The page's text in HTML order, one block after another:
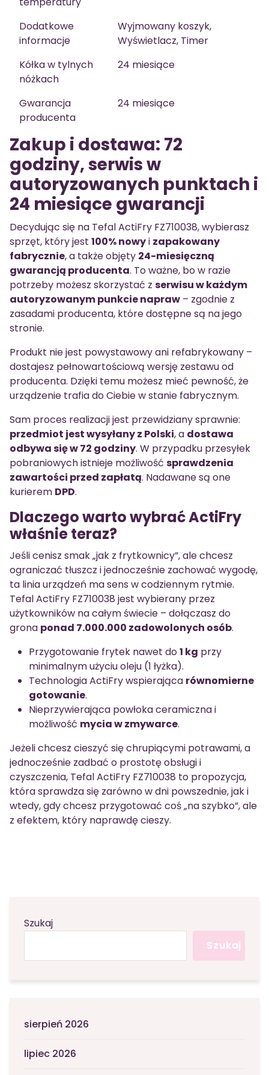
Dodatkowe
informacje
Wyjmowany koszyk,
Wyświetlacz, Timer
Kółka w tylnych
nóżkach
24 miesiące
Gwarancja
producenta
24 miesiące
Zakup i dostawa: 72
godziny, serwis w
autoryzowanych punktach i
24 miesiące gwarancji
Decydując się na Tefal ActiFry FZ710038, wybierasz
sprzęt, który jest 100% nowyi zapakowany
fabrycznie, a także objęty 24-miesięczną
gwarancją producenta. To ważne, bo w razie
potrzeby możesz skorzystać z serwisu w każdym
autoryzowanym punkcie napraw – zgodnie z
zasadami producenta, które dostępne są na jego
stronie.
Produkt nie jest powystawowy ani refabrykowany –
dostajesz pełnowartościową wersję zestawu od
producenta. Dzięki temu możesz mieć pewność, że
urządzenie trafia do Ciebie w stanie fabrycznym.
Sam proces realizacji jest przewidziany sprawnie:
przedmiot jest wysyłany z Polski, a dostawa
odbywa się w 72 godziny. W przypadku przesyłek
pobraniowych istnieje możliwość sprawdzenia
zawartości przed zapłatą. Nadawane są one
kurierem DPD.
Dlaczego warto wybrać ActiFry
właśnie teraz?
Jeśli cenisz smak „jak z frytkownicy”, ale chcesz
ograniczać tłuszcz i jednocześnie zachować wygodę,
ta linia urządzeń ma sens w codziennym rytmie.
Tefal ActiFry FZ710038 jest wybierany przez
użytkowników na całym świecie – dołączasz do
grona ponad 7.000.000 zadowolonych osób.
Przygotowanie frytek nawet do1 kg przy
minimalnym użyciu oleju (1 łyżka).
Technologia ActiFry wspierająca równomierne
gotowanie.
Nieprzywierająca powłoka ceramiczna i
możliwość mycia w zmywarce.
Jeżeli chcesz cieszyć się chrupiącymi potrawami, a
jednocześnie zadbać o prostotę obsługi i
czyszczenia, Tefal ActiFry FZ710038 to propozycja,
która sprawdza się zarówno w dni powszednie, jak i
wtedy, gdy chcesz przygotować coś „na szybko”, ale
z efektem, który naprawdę cieszy.
Szukaj
Szukaj
sierpień 2026
lipiec 2026